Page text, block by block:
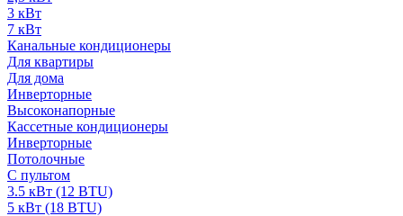
3 кВт
7 кВт
Канальные кондиционеры
Для квартиры
Для дома
Инверторные
Высоконапорные
Кассетные кондиционеры
Инверторные
Потолочные
С пультом
3.5 кВт (12 BTU)
5 кВт (18 BTU)